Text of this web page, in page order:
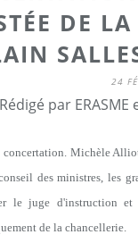
DE
24
Rédigé par
Michèle
des ministres, les
le juge d'instruction et
de la chancellerie.